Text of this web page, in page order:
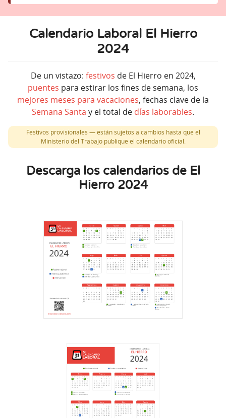
Calendario Laboral El Hierro
2024
De un vistazo: festivos de El Hierro en 2024,
puentes para estirar los fines de semana, los
mejores meses para vacaciones, fechas clave de la
Semana Santa y el total de días laborables.
Festivos provisionales — están sujetos a cambios hasta que el
Ministerio del Trabajo publique el calendario oficial.
Descarga los calendarios de El
Hierro 2024